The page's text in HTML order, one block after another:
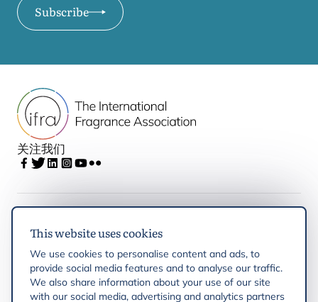
This website uses cookies
We use cookies to personalise content and ads, to
provide social media features and to analyse our traffic.
We also share information about your use of our site
with our social media, advertising and analytics partners
Subscribe
关注我们
IFRA
Latest updates